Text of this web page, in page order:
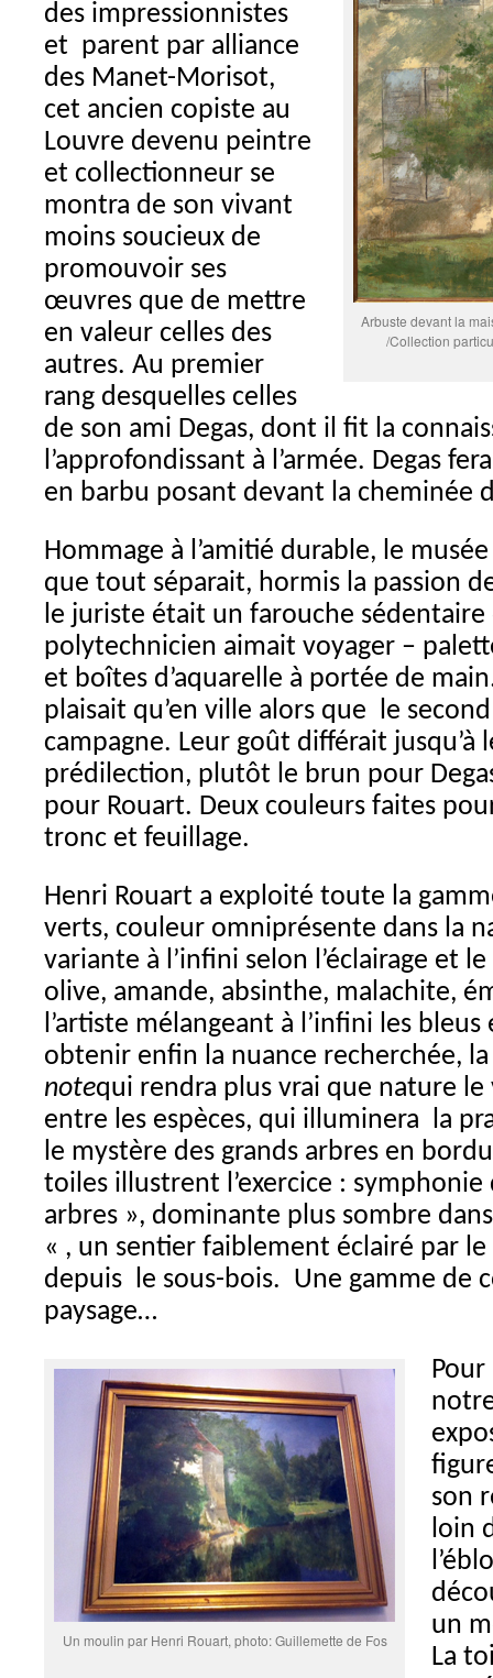
Arbuste devant la
/Collection
des impressionnistes
et parent par alliance
des Manet-Morisot,
cet ancien copiste au
Louvre devenu peintre
et collectionneur se
montra de son vivant
moins soucieux de
promouvoir ses
œuvres que de mettre
en valeur celles des
autres. Au premier
rang desquelles celles
de son ami Degas, dont il fit la
l’approfondissant à l’armée. Degas
en barbu posant devant la cheminée
Hommage à l’amitié durable, le
que tout séparait, hormis la passion
le juriste était un farouche sédentaire
polytechnicien aimait voyager –
et boîtes d’aquarelle à portée de
plaisait qu’en ville alors que le
campagne. Leur goût différait jusqu’à
prédilection, plutôt le brun pour
pour Rouart. Deux couleurs faites
tronc et feuillage.
Henri Rouart a exploité toute la
verts, couleur omniprésente dans la
variante à l’infini selon l’éclairage et
olive, amande, absinthe, malachite,
l’artiste mélangeant à l’infini les
obtenir enfin la nuance recherchée,
notequi rendra plus vrai que nature
entre les espèces, qui illuminera la
le mystère des grands arbres en
toiles illustrent l’exercice : symphonie
arbres », dominante plus sombre
« , un sentier faiblement éclairé par
depuis le sous-bois. Une gamme de
paysage…
Un moulin par Henri Rouart, photo: Guillemette de Fos
Pour
son
loin
un
La